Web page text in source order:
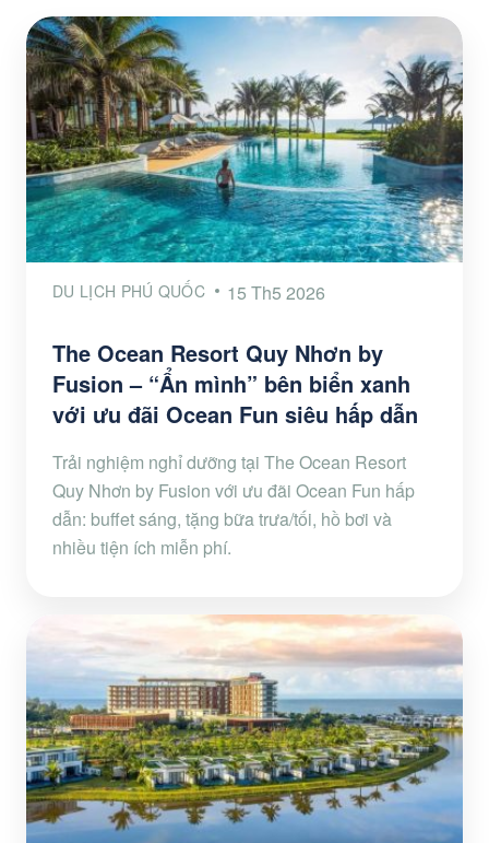
DU LỊCH PHÚ QUỐC 15 Th5 2026
The Ocean Resort Quy Nhơn by
Fusion – “Ẩn mình” bên biển xanh
với ưu đãi Ocean Fun siêu hấp dẫn
Trải nghiệm nghỉ dưỡng tại The Ocean Resort
Quy Nhơn by Fusion với ưu đãi Ocean Fun hấp
dẫn: buffet sáng, tặng bữa trưa/tối, hồ bơi và
nhiều tiện ích miễn phí.